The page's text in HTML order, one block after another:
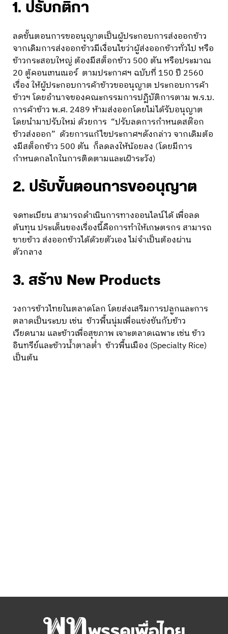
1. ปรับกติกา
ลดขั้นตอนการขออนุญาตเป็นผู้ประกอบการส่งออกข้าว
จากเดิมการส่งออกข้าวมีเงื่อนไขว่าผู้ส่งออกข้าวทั่วไป หรือ
ข้าวกระสอบใหญ่ ต้องมีสต็อกข้าว 500 ตัน หรือประมาณ
20 ตู้คอนเทนเนอร์ ตามประกาศฯ ฉบับที่ 150 ปี 2560
เรื่อง ให้ผู้ประกอบการค้าข้าวขออนุญาต ประกอบการค้า
ข้าวฯ โดยอำนาจของคณะกรรมการปฏิบัติการตาม พ.ร.บ.
การค้าข้าว พ.ศ. 2489 ห้ามส่งออกโดยไม่ได้รับอนุญาต
โดยนำมาปรับใหม่ ด้วยการ “ปรับลดการกำหนดสต๊อก
ข้าวส่งออก” ด้วยการแก้ไขประกาศฯดังกล่าว จากเดิมต้อ
งมีสต็อกข้าว 500 ตัน ก็ลดลงให้น้อยลง (โดยมีการ
กำหนดกลไกในการติดตามและเฝ้าระวัง)
2. ปรับขั้นตอนการขออนุญาต
จดทะเบียน สามารถดำเนินการทางออนไลน์ได้ เพื่อลด
ต้นทุน ประเด็นของเรื่องนี้คือการทำให้เกษตรกร สามารถ
ขายข้าว ส่งออกข้าวได้ด้วยตัวเอง ไม่จำเป็นต้องผ่าน
ตัวกลาง
3. สร้าง New Products
วงการข้าวไทยในตลาดโลก โดยส่งเสริมการปลูกและการ
ตลาดเป็นระบบ เช่น ข้าวพื้นนุ่มเพื่อแข่งขันกับข้าว
เวียดนาม และข้าวเพื่อสุขภาพ เจาะตลาดเฉพาะ เช่น ข้าว
อินทรีย์และข้าวน้ำตาลต่ำ ข้าวพื้นเมือง (Specialty Rice)
เป็นต้น